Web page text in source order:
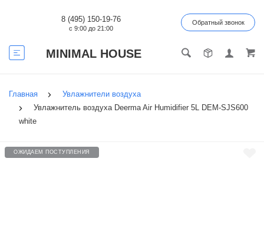
MINIMAL HOUSE
8 (495) 150-19-76
с 9:00 до 21:00
Обратный звонок
Главная
Увлажнители воздуха
Увлажнитель воздуха Deerma Air Humidifier 5L DEM-SJS600
white
ОЖИДАЕМ ПОСТУПЛЕНИЯ